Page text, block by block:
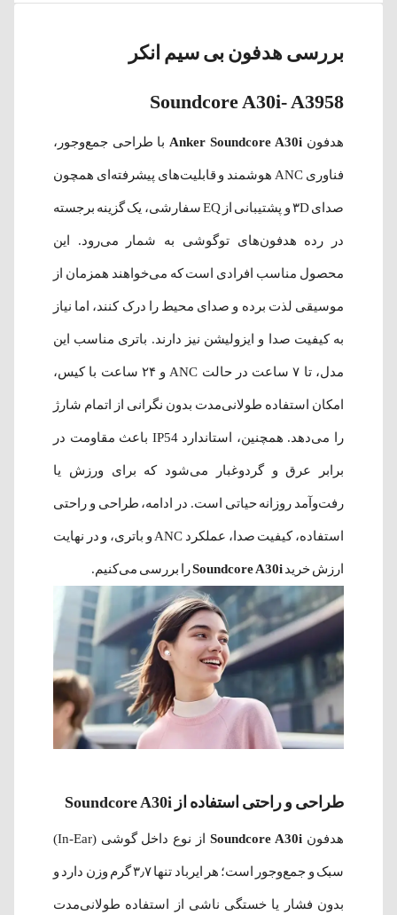
بررسی هدفون بی‌ سیم انکر
Soundcore A30i- A3958
هدفون Anker Soundcore A30i با طراحی جمع‌وجور،
فناوری ANC هوشمند و قابلیت‌های پیشرفته‌ای همچون
صدای ۳D و پشتیبانی از EQ سفارشی، یک گزینه برجسته
در رده هدفون‌های توگوشی به شمار می‌رود. این
محصول مناسب افرادی است که می‌خواهند همزمان از
موسیقی لذت برده و صدای محیط را درک کنند، اما نیاز
به کیفیت صدا و ایزولیشن نیز دارند. باتری مناسب این
مدل، تا ۷ ساعت در حالت ANC و ۲۴ ساعت با کیس،
امکان استفاده طولانی‌مدت بدون نگرانی از اتمام شارژ
را می‌دهد. همچنین، استاندارد IP54 باعث مقاومت در
برابر عرق و گردوغبار می‌شود که برای ورزش یا
رفت‌وآمد روزانه حیاتی است. در ادامه، طراحی و راحتی
استفاده، کیفیت صدا، عملکرد ANC و باتری، و در نهایت
ارزش خریدSoundcore A30iرا بررسی می‌کنیم.
طراحی و راحتی استفاده از Soundcore A30i
هدفون Soundcore A30i از نوع داخل گوشی (In-Ear)
سبک و جمع‌وجور است؛ هر ایرباد تنها ۳٫۷ گرم وزن دارد و
بدون فشار یا خستگی ناشی از استفاده طولانی‌مدت